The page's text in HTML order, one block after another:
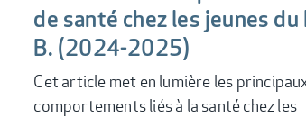
de santé chez les jeunes du
B. (2024-2025)
Cet article met en lumière les
comportements liés à la santé chez les